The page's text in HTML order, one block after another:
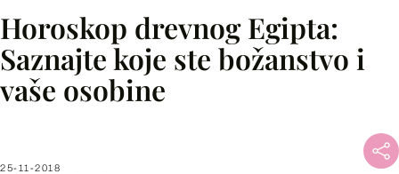
Horoskop drevnog Egipta:
Saznajte koje ste božanstvo i
vaše osobine
25-11-2018
Facebook
X